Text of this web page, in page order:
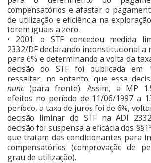
compensatórios e afastar o
de utilização e eficiência na
forem iguais a zero.
• 2001: o STF concedeu medida
2332/DF declarando inconstitucional a
para 6% e determinando a volta da
decisão do STF foi publicada em
ressaltar, no entanto, que essa
nunc(para frente). Assim, a MP
efeitos no período de 11/06/1997 a
período, a taxa de juros foi de 6%,
decisão liminar do STF na ADI
decisão foi suspensa a eficácia dos
que tratam das condicionantes para
compensatórios (comprovação de
grau de utilização).